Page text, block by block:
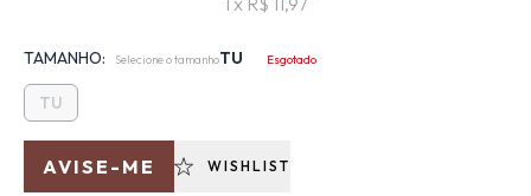
TAMANHO: Selecione o tamanhoTU Esgotado
TU
AVISE-ME WISHLIST